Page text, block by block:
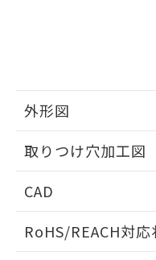
外形図
取りつけ穴加工図
CAD
ドすることができま
RoHS/REACH対応
欄に対応日を記
既に当社にて対
していることか
り、2022年1月
す。